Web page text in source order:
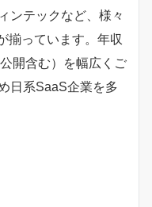
ンテックなど、様々
揃っています。年収
開含む）を幅広くご
日系SaaS企業を多